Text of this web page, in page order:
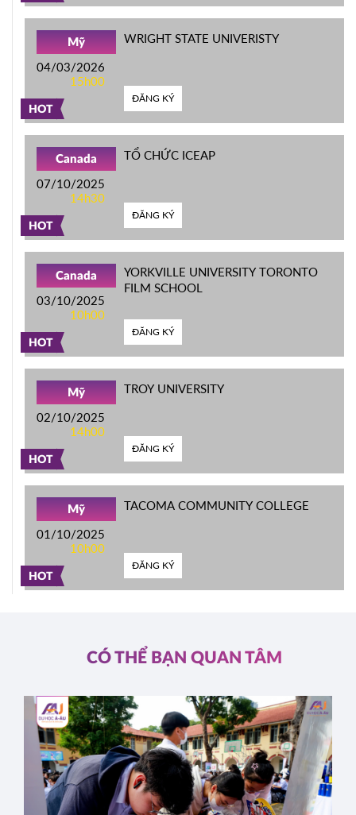
HOT
Mỹ
04/03/2026
15h00
WRIGHT STATE UNIVERISTY
ĐĂNG KÝ
HOT
Canada
07/10/2025
14h30
TỔ CHỨC ICEAP
ĐĂNG KÝ
HOT
Canada
03/10/2025
10h00
YORKVILLE UNIVERSITY TORONTO
FILM SCHOOL
ĐĂNG KÝ
HOT
Mỹ
02/10/2025
14h00
TROY UNIVERSITY
ĐĂNG KÝ
HOT
Mỹ
01/10/2025
10h00
TACOMA COMMUNITY COLLEGE
ĐĂNG KÝ
CÓ THỂ BẠN QUAN TÂM